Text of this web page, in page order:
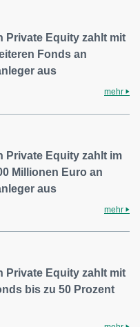
Private Equity zahlt mit
Fonds an
aus
mehr
Private Equity zahlt im
Millionen Euro an
aus
mehr
Private Equity zahlt mit
bis zu 50 Prozent